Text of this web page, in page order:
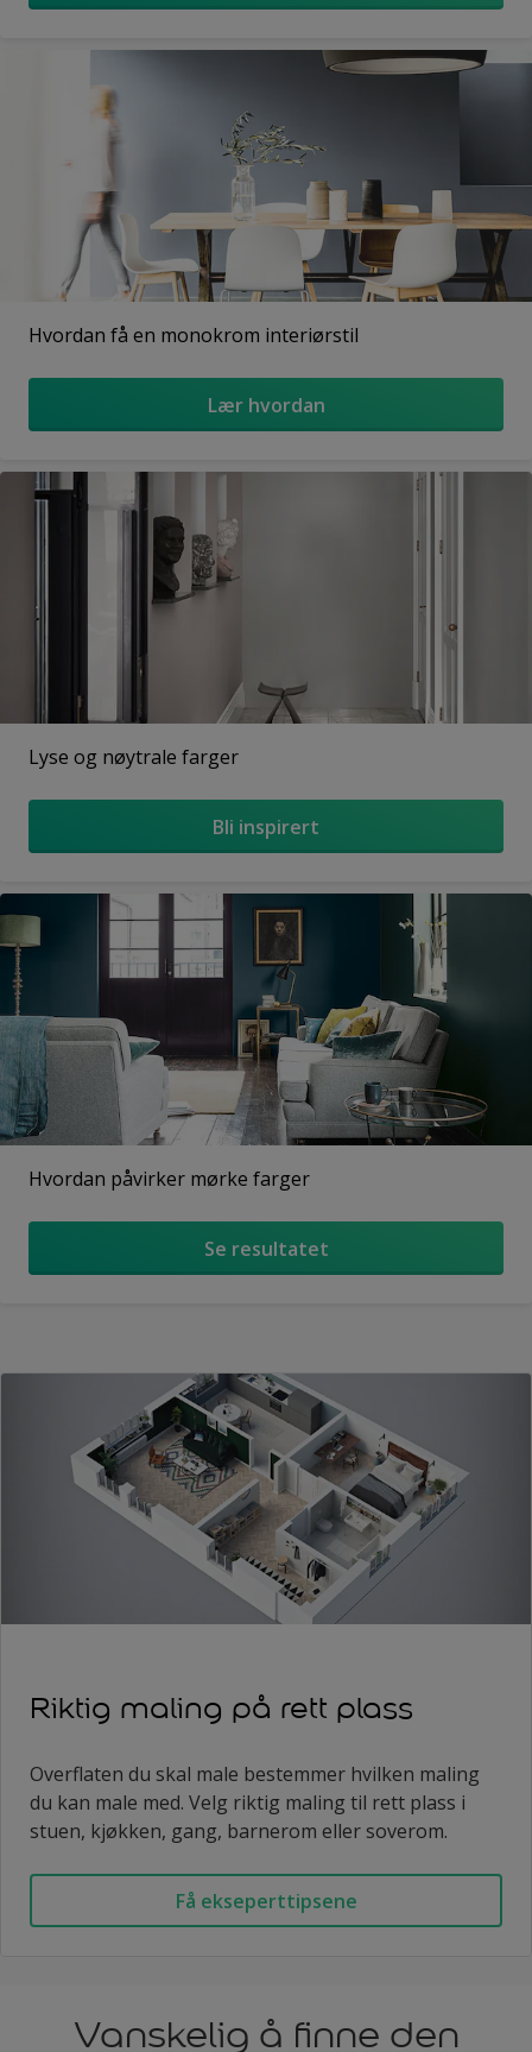
Hvordan få en monokrom interiørstil
Lær hvordan
Lyse og nøytrale farger
Bli inspirert
Hvordan påvirker mørke farger
Se resultatet
Riktig maling på rett plass
Overflaten du skal male bestemmer hvilken maling
du kan male med. Velg riktig maling til rett plass i
stuen, kjøkken, gang, barnerom eller soverom.
Få ekseperttipsene
Vanskelig å finne den